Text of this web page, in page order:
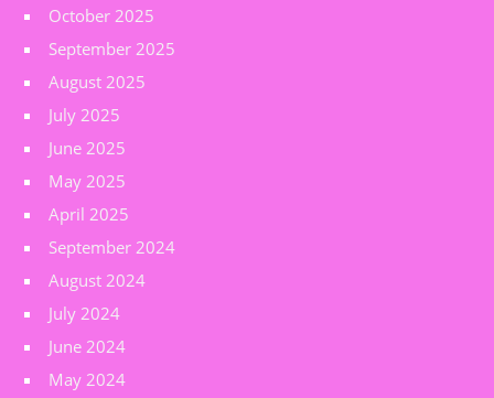
October 2025
September 2025
August 2025
July 2025
June 2025
May 2025
April 2025
September 2024
August 2024
July 2024
June 2024
May 2024